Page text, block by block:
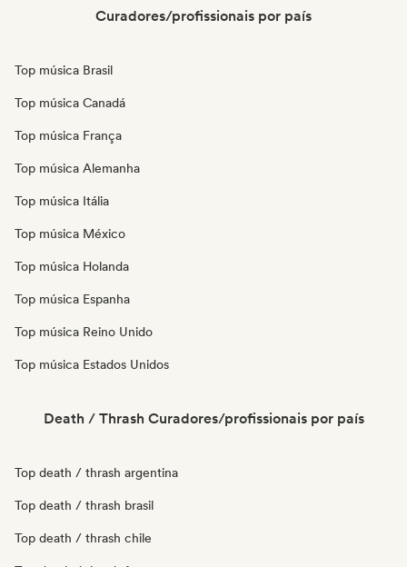
Curadores/profissionais por país
Top música Brasil
Top música Canadá
Top música França
Top música Alemanha
Top música Itália
Top música México
Top música Holanda
Top música Espanha
Top música Reino Unido
Top música Estados Unidos
Death / Thrash Curadores/profissionais por país
Top death / thrash argentina
Top death / thrash brasil
Top death / thrash chile